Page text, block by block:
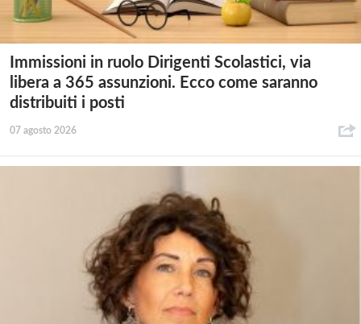
Immissioni in ruolo Dirigenti Scolastici, via
libera a 365 assunzioni. Ecco come saranno
distribuiti i posti
07 agosto 2026